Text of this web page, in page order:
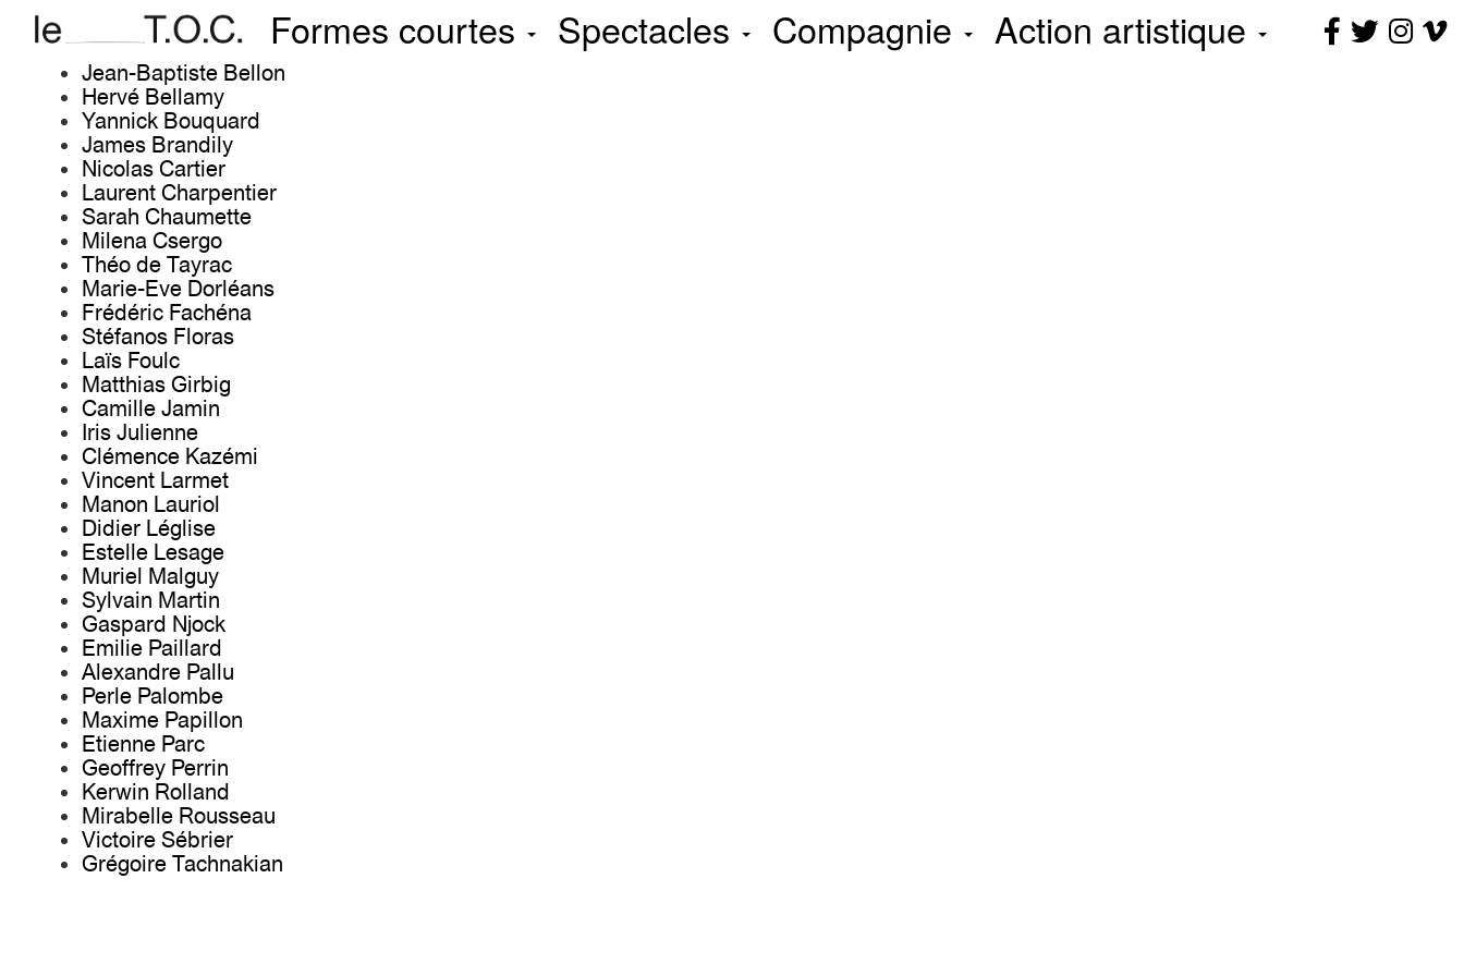
Formes courtes Spectacles Compagnie Action artistique
Jean-Baptiste Bellon
Hervé Bellamy
Yannick Bouquard
James Brandily
Nicolas Cartier
Laurent Charpentier
Sarah Chaumette
Milena Csergo
Théo de Tayrac
Marie-Eve Dorléans
Frédéric Fachéna
Stéfanos Floras
Laïs Foulc
Matthias Girbig
Camille Jamin
Iris Julienne
Clémence Kazémi
Vincent Larmet
Manon Lauriol
Didier Léglise
Estelle Lesage
Muriel Malguy
Sylvain Martin
Gaspard Njock
Emilie Paillard
Alexandre Pallu
Perle Palombe
Maxime Papillon
Etienne Parc
Geoffrey Perrin
Kerwin Rolland
Mirabelle Rousseau
Victoire Sébrier
Grégoire Tachnakian